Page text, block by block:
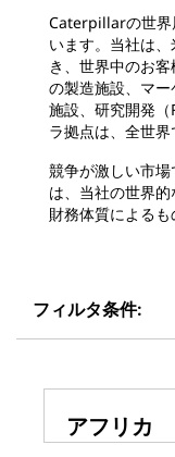
Caterpillarの世界
います。当社は
き、世界中のお
の製造施設、マ
施設、研究開発
ラ拠点は、全世界
競争が激しい市
は、当社の世界
財務体質によるも
フィルタ条件:
アフリカ